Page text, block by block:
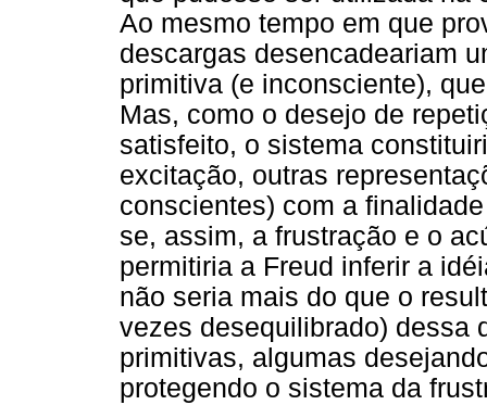
Ao mesmo tempo em que
descargas desencadeariam
primitiva (e inconsciente),
Mas, como o desejo de
satisfeito, o sistema
excitação, outras
conscientes) com a
se, assim, a frustração e o
permitiria a Freud inferir a
não seria mais do que o
vezes desequilibrado) dessa
primitivas, algumas
protegendo o sistema da